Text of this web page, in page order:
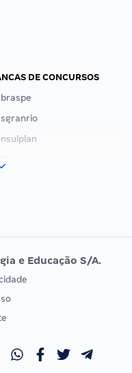
DE CONCURSOS
DE ORDEM
OAB
e Educação S/A.